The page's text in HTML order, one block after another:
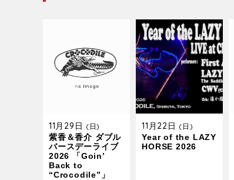
11月29日 (日)
紫香＆香介 ダブル
バースデーライブ
2026 「Goin’
Back to
“Crocodile”」
11月22日 (日)
Year of the LAZY
HORSE 2026